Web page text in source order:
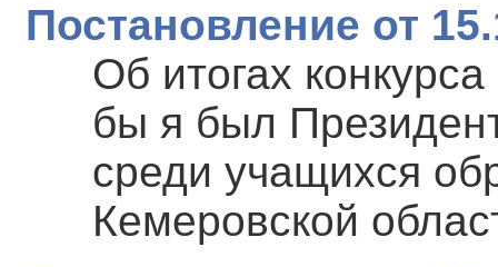
Постановление от
Об итогах
бы я был
среди учащихся
Кемеровской